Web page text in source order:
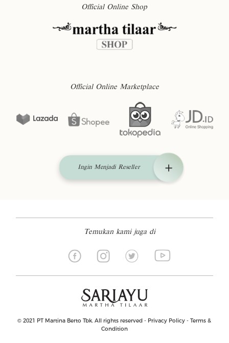
Official Online Shop
Official Online Marketplace
Ingin Menjadi Reseller
Temukan kami juga di
© 2021 PT Martina Berto Tbk. All rights reserved - Privacy Policy -Terms &
Condition